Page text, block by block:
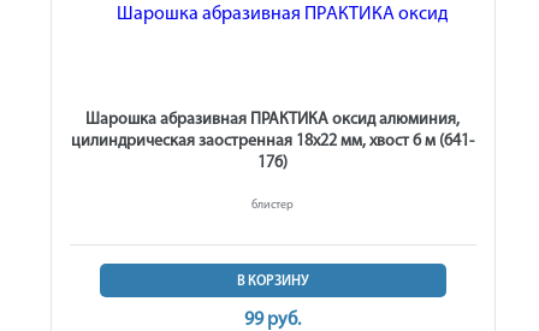
Шарошка абразивная ПРАКТИКА оксид алюминия,
цилиндрическая заостренная 18х22 мм, хвост 6 м (641-
176)
блистер
В КОРЗИНУ
99 руб.